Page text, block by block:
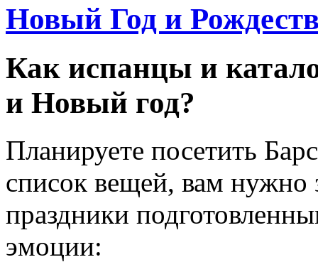
Новый Год и
Как иcпанцы и
и Новый год?
Планируете посетить
список вещей, вам нужно
праздники
эмоции: